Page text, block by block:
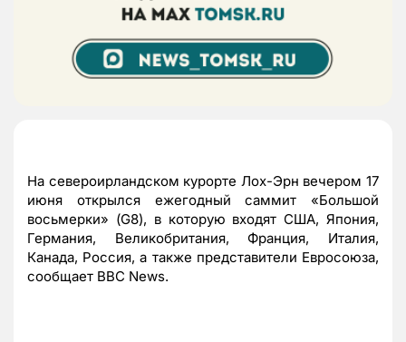
На североирландском курорте Лох-Эрн вечером 17
июня открылся ежегодный саммит «Большой
восьмерки» (G8), в которую входят США, Япония,
Германия, Великобритания, Франция, Италия,
Канада, Россия, а также представители Евросоюза,
сообщает BBC News.